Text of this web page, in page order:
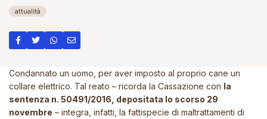
attualità
Condannato un uomo, per aver imposto al proprio cane un
collare elettrico. Tal reato – ricorda la Cassazione con la
sentenza n. 50491/2016, depositata lo scorso 29
novembre – integra, infatti, la fattispecie di maltrattamenti di